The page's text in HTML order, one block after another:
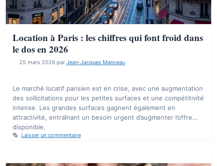
Location à Paris : les chiffres qui font froid dans
le dos en 2026
25 mars 2026 par Jean-Jacques Manceau
Le marché locatif parisien est en crise, avec une augmentation
des sollicitations pour les petites surfaces et une compétitivité
intense. Les grandes surfaces gagnent également en
attractivité, entraînant un besoin urgent d’augmenter l’offre
disponible.
Laisser un commentaire